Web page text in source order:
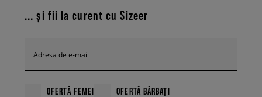
... și fii la curent cu Sizeer
Adresa de e-mail
OFERTĂ FEMEI OFERTĂ BĂRBAȚI